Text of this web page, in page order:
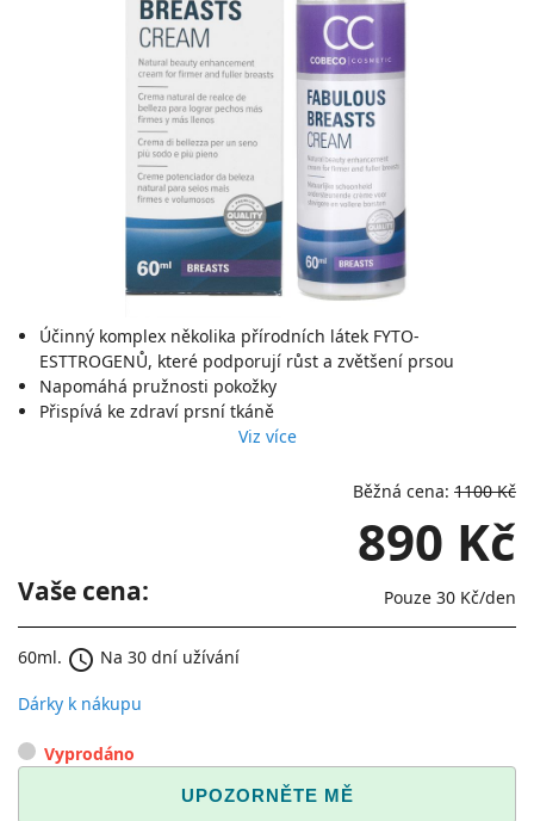
Účinný komplex několika přírodních látek FYTO-
ESTTROGENŮ, které podporují růst a zvětšení prsou
Napomáhá pružnosti pokožky
Přispívá ke zdraví prsní tkáně
Viz více
Běžná cena: 1100 Kč
Vaše cena:
890 Kč
Pouze 30 Kč/den
60ml. schedule Na 30 dní užívání
Dárky k nákupu
Vyprodáno
UPOZORNĚTE MĚ